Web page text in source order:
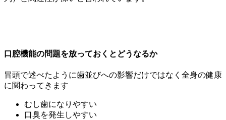
口腔機能の問題を放っておくとどうなるか
冒頭で述べたように歯並びへの影響だけではなく全身の健康
に関わってきます
むし歯になりやすい
口臭を発生しやすい